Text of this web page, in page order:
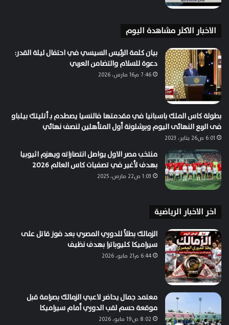
الاخبار الاكثر مشاهدة اليوم
بيان كلمة الرئيس السيسي في احتفال ليلة القدر:
دعوة للسلام والتضامن العربي
7:46 م16 مارس، 2026
بطولة كاس الملك باسبانيا في مقدمتها فالنسيا يصطدم بـ أتليتك بيلباو
فى الربع النهائى اليوم وبرشلونة أول المتأهلين لنصف نهائي
6:01 ص26 يناير، 2023
منتخب مصر الاول يواصل انتصاراته ويهزم اثيوبيا
بهدف لأغير في تصفيات كاس العالم 2026
1:03 ص22 مارس، 2025
اخر الاخبار الرياضية
الزمالك بطلاً للدوري المصري بعد فوز قاتل على
سيراميكا كليوباترا بهدف نظيف
6:44 م21 مايو، 2026
معتمد جمال يحاضر لاعبي الزمالك بصرامة قبل
موقعة حسم لقب الدوري أمام سيراميكا
8:02 ص19 مايو، 2026